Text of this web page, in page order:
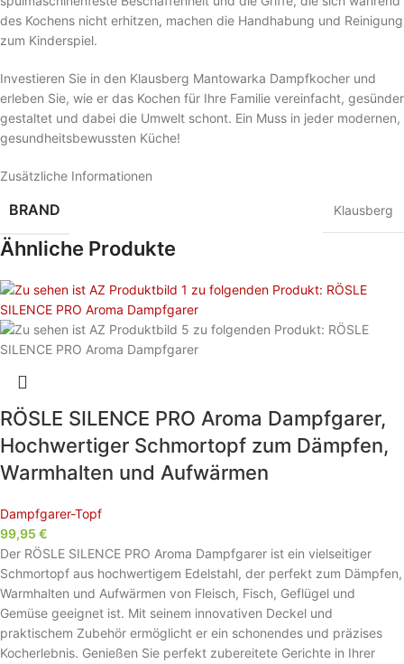
des Kochens nicht erhitzen, machen die Handhabung und Reinigung
zum Kinderspiel.
Investieren Sie in den Klausberg Mantowarka Dampfkocher und
erleben Sie, wie er das Kochen für Ihre Familie vereinfacht, gesünder
gestaltet und dabei die Umwelt schont. Ein Muss in jeder modernen,
gesundheitsbewussten Küche!
Zusätzliche Informationen
BRAND Klausberg
Ähnliche Produkte
RÖSLE SILENCE PRO Aroma Dampfgarer,
Hochwertiger Schmortopf zum Dämpfen,
Warmhalten und Aufwärmen
Dampfgarer-Topf
99,95 €
Der RÖSLE SILENCE PRO Aroma Dampfgarer ist ein vielseitiger
Schmortopf aus hochwertigem Edelstahl, der perfekt zum Dämpfen,
Warmhalten und Aufwärmen von Fleisch, Fisch, Geflügel und
Gemüse geeignet ist. Mit seinem innovativen Deckel und
praktischem Zubehör ermöglicht er ein schonendes und präzises
Kocherlebnis. Genießen Sie perfekt zubereitete Gerichte in Ihrer